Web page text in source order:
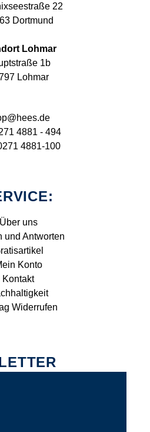
22
Dortmund
Lohmar
1b
Lohmar
4881 - 494
4881-100
Über uns
und Antworten
Konto
Kontakt
Widerrufen